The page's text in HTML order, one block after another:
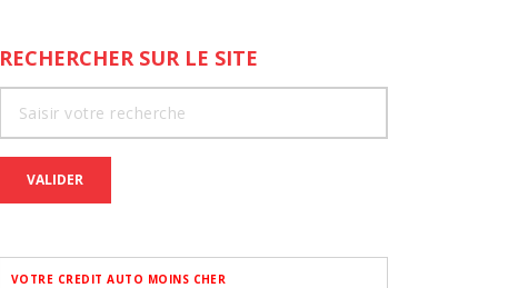
RECHERCHER SUR LE SITE
VALIDER
VOTRE CREDIT AUTO MOINS CHER